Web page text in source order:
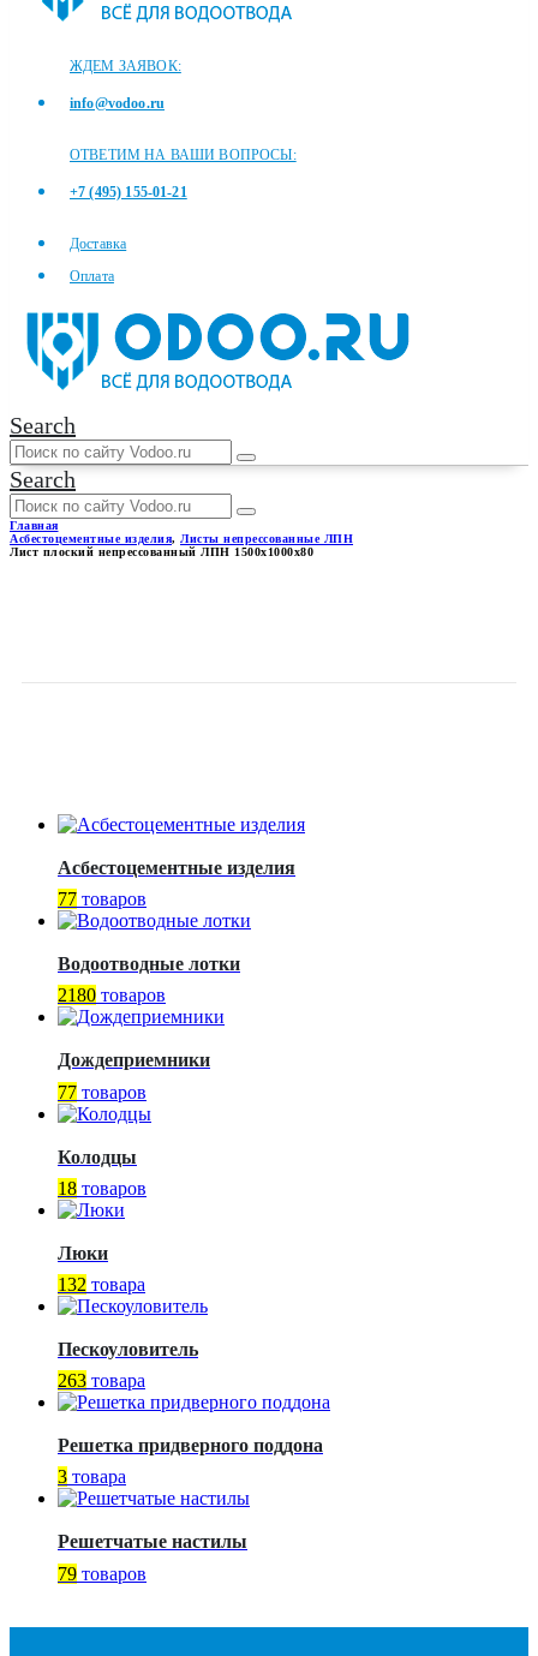
ЖДЕМ ЗАЯВОК:
info@vodoo.ru
ОТВЕТИМ НА ВАШИ ВОПРОСЫ:
+7 (495) 155-01-21
Доставка
Оплата
Search
Search
Главная
Асбестоцементные изделия, Листы непрессованные ЛПН
Лист плоский непрессованный ЛПН 1500x1000x80
Асбестоцементные изделия
77 товаров
Водоотводные лотки
2180 товаров
Дождеприемники
77 товаров
Колодцы
18 товаров
Люки
132 товара
Пескоуловитель
263 товара
Решетка придверного поддона
3 товара
Решетчатые настилы
79 товаров